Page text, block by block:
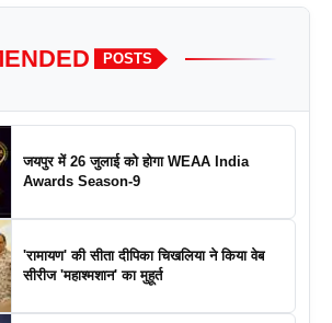
POSTS
जयपुर में 26 जुलाई को होगा WEAA India
Awards Season-9
'रामायण' की सीता दीपिका चिखलिया ने किया वेब
सीरीज 'महाश्मशान' का मुहूर्त